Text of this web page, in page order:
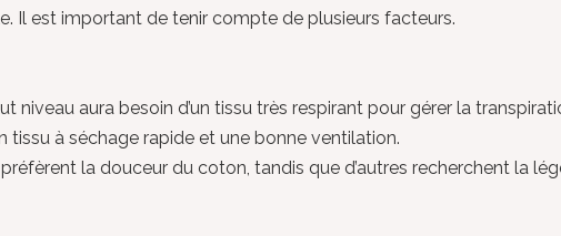
Il est important de tenir compte de plusieurs facteurs.
aura besoin d’un tissu très respirant pour gérer la
à séchage rapide et une bonne ventilation.
la douceur du coton, tandis que d’autres recherchent la